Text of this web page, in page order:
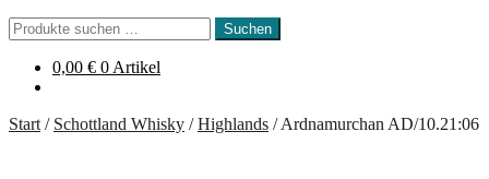
Suchen
nach:
Suchen
0,00 € 0 Artikel
Start / Schottland Whisky /Highlands /Ardnamurchan AD/10.21:06